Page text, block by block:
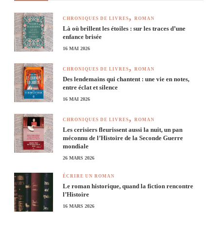
CHRONIQUES DE LIVRES ROMAN
Là où brillent les étoiles : sur les traces d’une
enfance brisée
16 MAI 2026
CHRONIQUES DE LIVRES ROMAN
Des lendemains qui chantent : une vie en notes,
entre éclat et silence
16 MAI 2026
CHRONIQUES DE LIVRES ROMAN
Les cerisiers fleurissent aussi la nuit, un pan
méconnu de l’Histoire de la Seconde Guerre
mondiale
26 MARS 2026
ÉCRIRE UN ROMAN
Le roman historique, quand la fiction rencontre
l’Histoire
16 MARS 2026